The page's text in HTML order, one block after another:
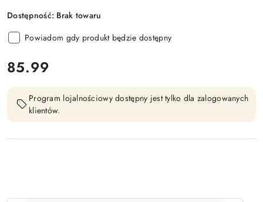
Dostępność: Brak towaru
Powiadom gdy produkt będzie dostępny
cena:
85.99
Program lojalnościowy dostępny jest tylko dla zalogowanych
klientów.